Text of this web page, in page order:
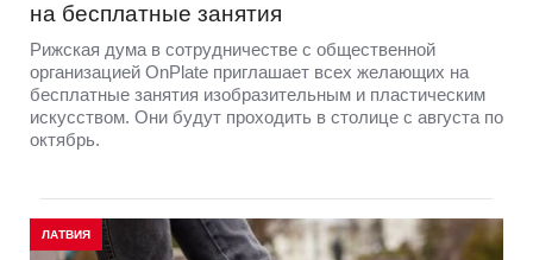
на бесплатные занятия
Рижская дума в сотрудничестве с общественной
организацией OnPlate приглашает всех желающих на
бесплатные занятия изобразительным и пластическим
искусством. Они будут проходить в столице с августа по
октябрь.
ЛАТВИЯ